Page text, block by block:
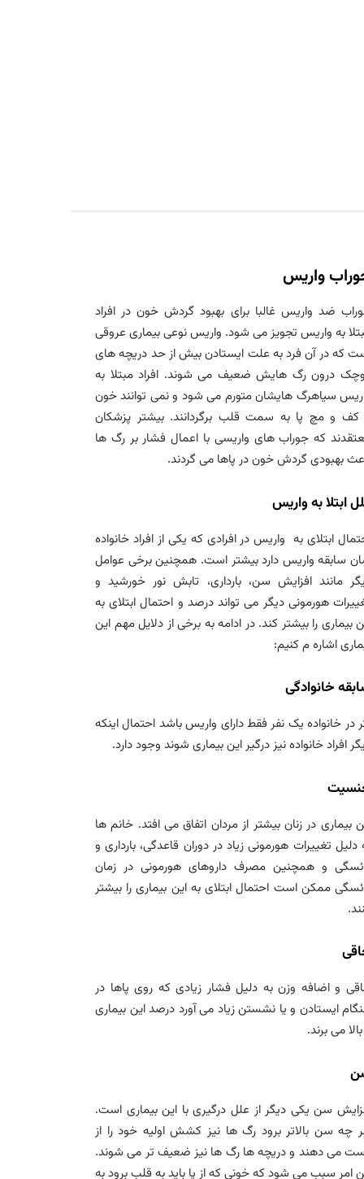
واریس
ضد واریس غالبا برای بهبود گردش خون در افراد
به واریس تجویز می شود. واریس نوعی بیماری عروقی
که در آن فرد به علت ایستادن بیش از حد دریچه های
درون رگ هایش ضعیف می شوند. افراد مبتلا به
سیاهرگ هایشان متورم می شود و نمی توانند خون
کف و مچ پا به سمت قلب برگردانند. بیشتر پزشکان
که جوراب های واریسی با اعمال فشار بر رگ ها
بهبودی گردش خون در پاها می گردند.
ابتلا به واریس
ابتلای به واریس در افرادی که یکی از افراد خانواده
سابقه واریس دارد بیشتر است. همچنین برخی عوامل
مانند افزایش سن، بارداری، تابش نور خورشید و
هورمونی دیگر می تواند درصد و احتمال ابتلای به
بیماری را بیشتر کند. در ادامه به برخی از دلایل مهم این
اشاره م کنیم:
خانوادگی
در خانواده یک نفر فقط دارای واریس باشد احتمال اینکه
افراد خانواده نیز درگیر این بیماری شوند وجود دارد.
بیماری در زنان بیشتر از مردان اتفاق می افتد. خانم ها
دلیل تغییرات هورمونی زیاد در دوران قاعدگی، بارداری و
و همچنین مصرف داروهای هورمونی در زمان
ممکن است احتمال ابتلای به این بیماری را بیشتر
و اضافه وزن به دلیل فشار زیادی که روی پاها در
ایستادن و یا نشستن زیاد می آورد درصد این بیماری
بالا می برند.
سن یکی دیگر از علل درگیری با این بیماری است.
چه سن بالاتر برود رگ ها نیز کشش اولیه خود را از
می دهند و دریچه ها رگ ها نیز ضعیف تر می شوند.
امر سبب می شود که خونی که از پا باید به قلب برود به